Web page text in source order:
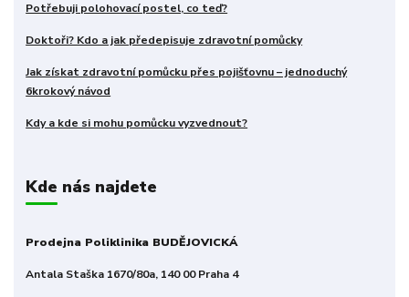
Potřebuji polohovací postel, co teď?
Doktoři? Kdo a jak předepisuje zdravotní pomůcky
Jak získat zdravotní pomůcku přes pojišťovnu – jednoduchý
6krokový návod
Kdy a kde si mohu pomůcku vyzvednout?
Kde nás najdete
Prodejna Poliklinika BUDĚJOVICKÁ
Antala Staška 1670/80a, 140 00 Praha 4